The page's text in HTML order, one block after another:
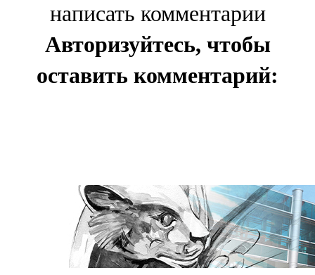
написать комментарии
Авторизуйтесь, чтобы
оставить комментарий: